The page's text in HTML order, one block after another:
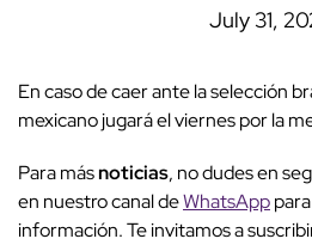
July 31,
En caso de caer ante la selección
mexicano jugará el viernes por la
Para másnoticias, no dudes en
en nuestro canal deWhatsApp
información. Te invitamos a